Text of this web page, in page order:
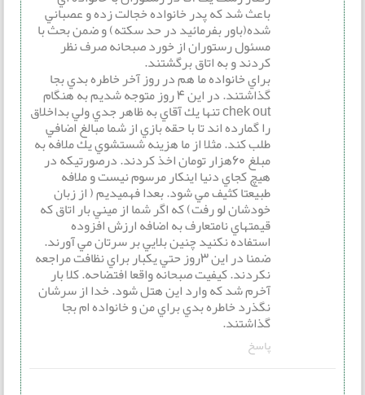
باعث شد كه پدر خانواده خجالت زده و عصباني
شده(باور بفرمائيد در حد سكته) و ضمن بحث با
مسئول رستوران از خورد صبحانه صرف نظر
كردند و به اتاق برگشتند.
براي خانواده ما هم در روز آخر خاطره بدي بجا
گذاشتند. در اين 4 روز متوجه شديم به هنگام
chek out تنها يك آقاي به ظاهر جدي ولي بداخلاق
را گمارده اند تا با حقه بازي از شما مبالغ اضافي
طلب كند. مثلا از ما هزينه شستشوي يك ملافه به
مبلغ 60هزار تومان اخذ كردند. درصورتيكه در
هيچ كجاي دنيا اينكار مرسوم نيست و ملافه
طبيعتا كثيف مي شود. بعدا فهميديم ( از زبان
خودشان لو رفت) كه اگر شما از ميني بار اتاق كه
قيمتهاي نامتعارف به اضافه ارزش افزوده
استفاده نكنيد چنين بلايي بر سرتان مي آورند.
ضمنا در اين 3روز حتي يكبار براي نظافت مراجعه
نكردند. كيفيت صبحانه واقعا افتضاحه. كلا بار
آخرم شد كه وارد اين هتل شود. خدا از سرشان
نگذرد خاطره بدي براي من و خانواده ام بجا
گذاشتند.
پاسخ